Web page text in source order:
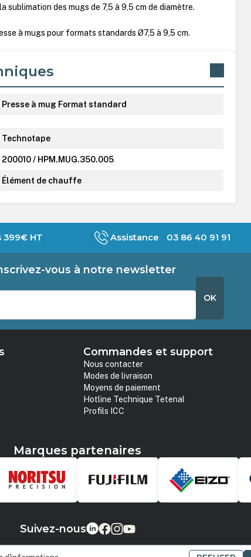
des mugs de 7,5 à 9,5 cm de diamètre.
à mugs pour formats standards Ø7,5 à 9,5 cm.
Presse à mug Format standard
Technotape
200010 / HPM.MUG.350.005
Élément de chauffe
399€ HT Assistance 03 86 40 91 91
vous à notre newsletter
OK
Commandes et support
Nous contacter
Modes de livraison
Moyens de paiement
Hotline Technique Tetenal
Profils ICC
Marques partenaires
Suivez-nous